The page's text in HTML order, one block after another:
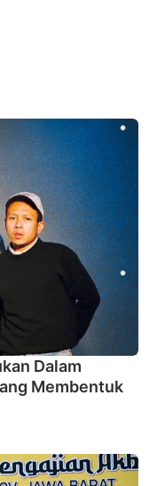
Dalam
Membentuk